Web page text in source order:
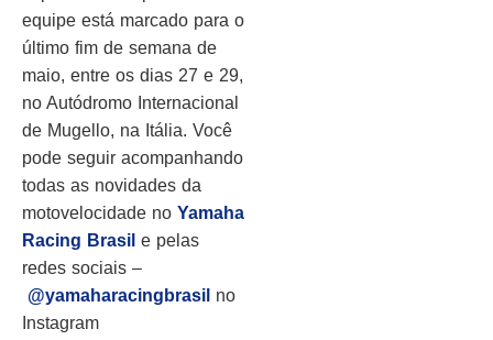
equipe está marcado para o
último fim de semana de
maio, entre os dias 27 e 29,
no Autódromo Internacional
de Mugello, na Itália. Você
pode seguir acompanhando
todas as novidades da
motovelocidade no Yamaha
Racing Brasil e pelas
redes sociais –
@yamaharacingbrasil no
Instagram